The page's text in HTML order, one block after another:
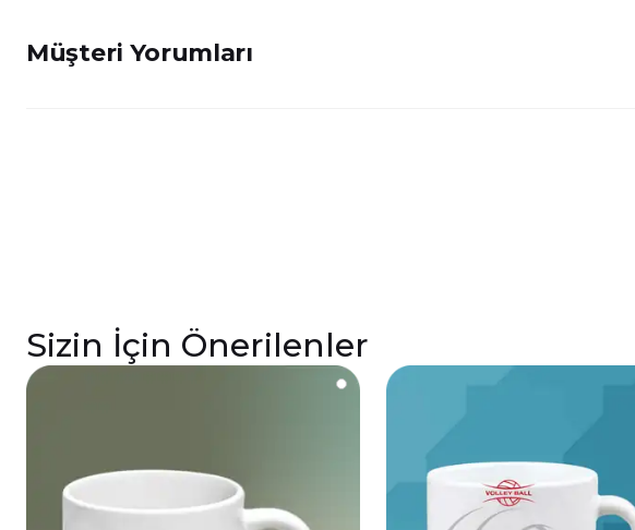
Müşteri Yorumları
Sizin İçin Önerilenler